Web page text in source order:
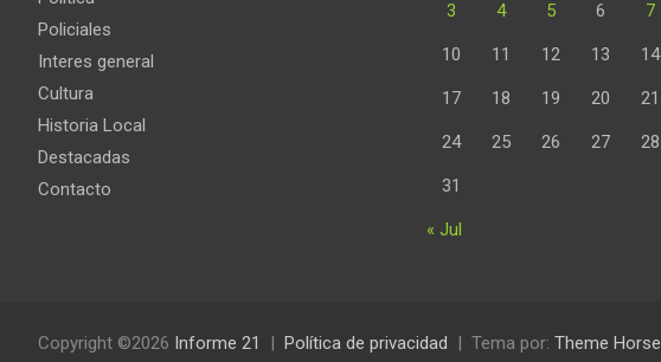
Policiales
Interes general
Cultura
Historia Local
Destacadas
Contacto
3 4 5 6 7
10 11 12 13 14
17 18 19 20 21
24 25 26 27 28
31
« Jul
Copyright ©2026 Informe 21 Política de privacidad Tema por: Theme Horse